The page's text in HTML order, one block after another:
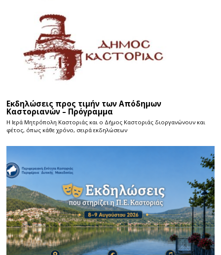
Εκδηλώσεις προς τιμήν των Απόδημων
Καστοριανών – Πρόγραμμα
Η Ιερά Μητρόπολη Καστοριάς και ο Δήμος Καστοριάς διοργανώνουν και
φέτος, όπως κάθε χρόνο, σειρά εκδηλώσεων